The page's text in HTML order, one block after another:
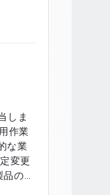
しま
作業
変更
のパ